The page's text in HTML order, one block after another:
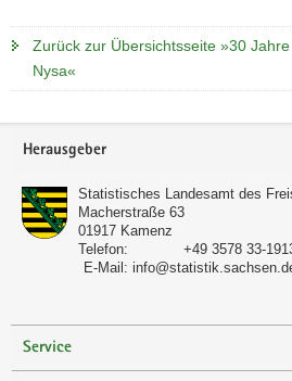
Zurück zur Übersichtsseite »30
Nysa«
Footer-
Herausgeber
Statistisches Landesamt des
Macherstraße 63
01917 Kamenz
Telefon:
+49 3578 33-
E-Mail:
Service